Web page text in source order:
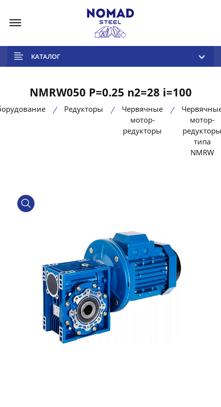
КАТАЛОГ
NMRW050 P=0.25 n2=28 i=100
Редукторы
Червячные
мотор-
редукторы
мотор-
редукторы
типа
NMRW
product view